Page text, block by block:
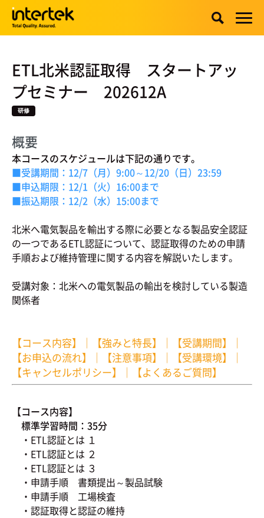
ETL北米認証取得 スタートアッ
プセミナー 202612A
研修
概要
本コースのスケジュールは下記の通りです。
■受講期間：12/7（月）9:00～12/20（日）23:59
■申込期限：12/1（火）16:00まで
■振込期限：12/2（水）15:00まで
北米へ電気製品を輸出する際に必要となる製品安全認証
の一つであるETL認証について、認証取得のための申請
手順および維持管理に関する内容を解説いたします。
受講対象：北米への電気製品の輸出を検討している製造
関係者
【コース内容】 ｜ 【強みと特長】 ｜ 【受講期間】
｜
【お申込の流れ】
｜ 【注意事項】 ｜ 【受講環境】
｜
【キャンセルポリシー】
｜ 【よくあるご質問】
【コース内容】
標準学習時間：35分
・ETL認証とは １
・ETL認証とは ２
・ETL認証とは ３
・申請手順 書類提出～製品試験
・申請手順 工場検査
・認証取得と認証の維持